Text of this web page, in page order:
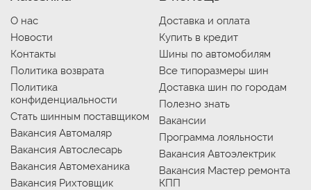
О нас
Новости
Контакты
Политика возврата
Политика
конфиденциальности
Стать шинным поставщиком
Вакансия Автомаляр
Вакансия Автослесарь
Вакансия Автомеханика
Вакансия Рихтовщик
Доставка и оплата
Купить в кредит
Шины по автомобилям
Все типоразмеры шин
Доставка шин по городам
Полезно знать
Вакансии
Программа лояльности
Вакансия Автоэлектрик
Вакансия Мастер ремонта
КПП